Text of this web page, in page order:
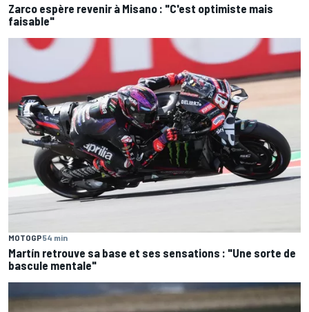
Zarco espère revenir à Misano : "C'est optimiste mais
faisable"
MOTOGP54 min
Martín retrouve sa base et ses sensations : "Une sorte de
bascule mentale"